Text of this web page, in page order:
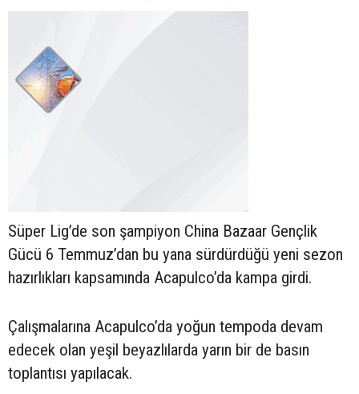
Süper Lig’de son şampiyon China Bazaar Gençlik
Gücü 6 Temmuz’dan bu yana sürdürdüğü yeni sezon
hazırlıkları kapsamında Acapulco’da kampa girdi.
Çalışmalarına Acapulco’da yoğun tempoda devam
edecek olan yeşil beyazlılarda yarın bir de basın
toplantısı yapılacak.